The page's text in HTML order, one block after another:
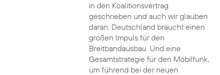
in den Koalitionsvertrag
geschrieben und auch wir glauben
daran: Deutschland braucht einen
großen Impuls für den
Breitbandausbau. Und eine
Gesamtstrategie für den Mobilfunk,
um führend bei der neuen